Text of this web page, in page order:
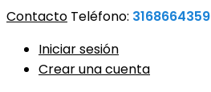
Contacto Teléfono: 3168664359
Iniciar sesión
Crear una cuenta